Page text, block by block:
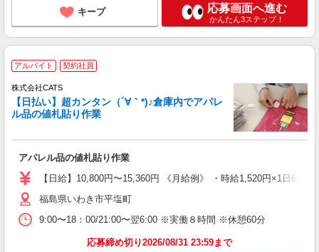
キープ 応募画面へ進む
かんたん3ステップ！
アルバイト 契約社員
株式会社CATS
【日払い】超カンタン（´∀｀*)♪倉庫内でアパレ
ル品の値札貼り作業
アパレル品の値札貼り作業
【日給】10,800円〜15,360円 《月給例》 ・時給1,520円×1日8h×
福島県いわき市平塩町
9:00〜18：00/21:00〜翌6:00 ※実働８時間 ※休憩60分
応募締め切り2026/08/31 23:59まで